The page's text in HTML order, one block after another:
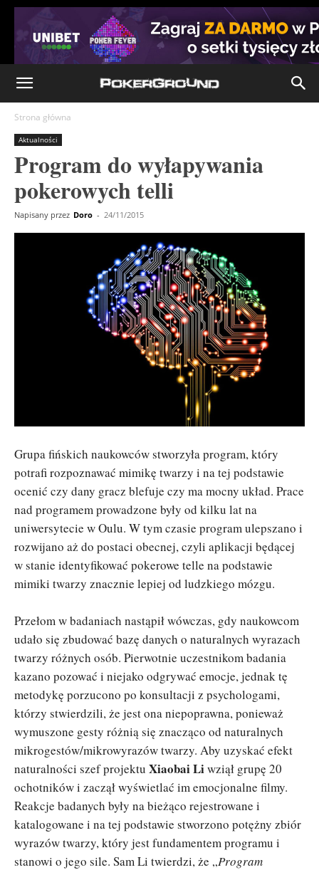
Strona główna
Aktualności
Program do wyłapywania
pokerowych telli
Napisany przez Doro - 24/11/2015
Grupa fińskich naukowców stworzyła program, który
potrafi rozpoznawać mimikę twarzy i na tej podstawie
ocenić czy dany gracz blefuje czy ma mocny układ. Prace
nad programem prowadzone były od kilku lat na
uniwersytecie w Oulu. W tym czasie program ulepszano i
rozwijano aż do postaci obecnej, czyli aplikacji będącej
w stanie identyfikować pokerowe telle na podstawie
mimiki twarzy znacznie lepiej od ludzkiego mózgu.
Przełom w badaniach nastąpił wówczas, gdy naukowcom
udało się zbudować bazę danych o naturalnych wyrazach
twarzy różnych osób. Pierwotnie uczestnikom badania
kazano pozować i niejako odgrywać emocje, jednak tę
metodykę porzucono po konsultacji z psychologami,
którzy stwierdzili, że jest ona niepoprawna, ponieważ
wymuszone gesty różnią się znacząco od naturalnych
mikrogestów/mikrowyrazów twarzy. Aby uzyskać efekt
naturalności szef projektu Xiaobai Liwziął grupę 20
ochotników i zaczął wyświetlać im emocjonalne filmy.
Reakcje badanych były na bieżąco rejestrowane i
katalogowane i na tej podstawie stworzono potężny zbiór
wyrazów twarzy, który jest fundamentem programu i
stanowi o jego sile. Sam Li twierdzi, że „Program